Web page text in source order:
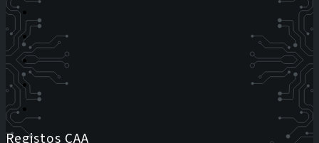
Registos CAA